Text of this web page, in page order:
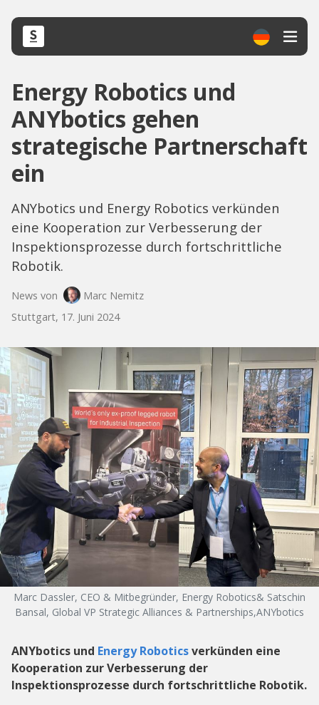
Energy Robotics und
ANYbotics gehen
strategische Partnerschaft
ein
ANYbotics und Energy Robotics verkünden
eine Kooperation zur Verbesserung der
Inspektionsprozesse durch fortschrittliche
Robotik.
News von
Marc Nemitz
Stuttgart, 17. Juni 2024
Marc Dassler, CEO & Mitbegründer, Energy Robotics& Satschin
Bansal, Global VP Strategic Alliances & Partnerships,ANYbotics
ANYbotics und Energy Roboticsverkünden eine
Kooperation zur Verbesserung der
Inspektionsprozesse durch fortschrittliche Robotik.